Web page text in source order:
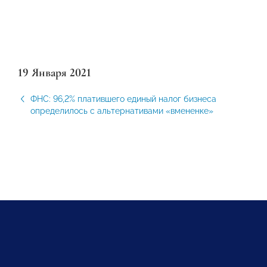
19 Января 2021
ФНС: 96,2% платившего единый налог бизнеса
определилось с альтернативами «вмененке»